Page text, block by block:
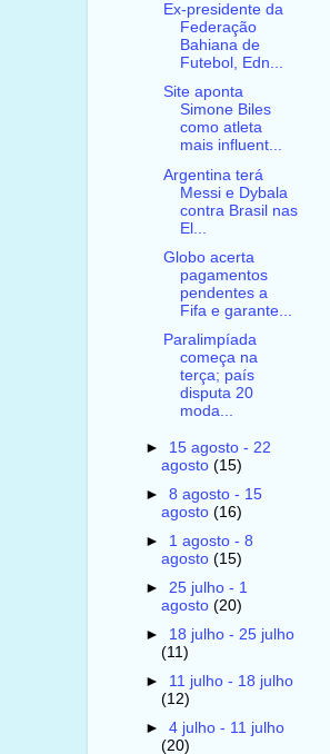
Ex-presidente da
Federação
Bahiana de
Futebol, Edn...
Site aponta
Simone Biles
como atleta
mais influent...
Argentina terá
Messi e Dybala
contra Brasil nas
El...
Globo acerta
pagamentos
pendentes a
Fifa e garante...
Paralimpíada
começa na
terça; país
disputa 20
moda...
► 15 agosto - 22
agosto (15)
► 8 agosto - 15
agosto (16)
► 1 agosto - 8
agosto (15)
► 25 julho - 1
agosto (20)
► 18 julho - 25 julho
(11)
► 11 julho - 18 julho
(12)
► 4 julho - 11 julho
(20)